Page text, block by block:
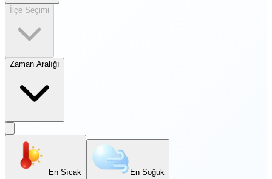
İlçe Seçimi
Zaman Aralığı
En Sıcak En Soğuk